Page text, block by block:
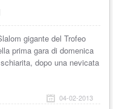
gigante del Trofeo
prima gara di domenica
dopo una nevicata
04-02-2013